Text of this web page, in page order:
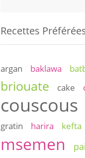
Recettes
argan baklawa
briouate cake
couscous
gratin
harira kefta
msemen